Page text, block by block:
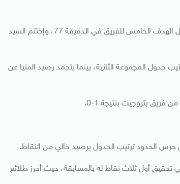
وأضاف مصطفي طلعت الهدف الرابع لوادي دجلة في الدقيقة 47، وعاد ليسجل الهدف الخامس للفريق في الدقيقة 77، وإختتم السيد
جدول المجموعة الثانية، بينما يتجمد رصيد المنيا عن
بتروجيت بنتيجة 1-0.
تحقيق أول ثلاث نقاط له بالمسابقة، حيث أحرز طلائع